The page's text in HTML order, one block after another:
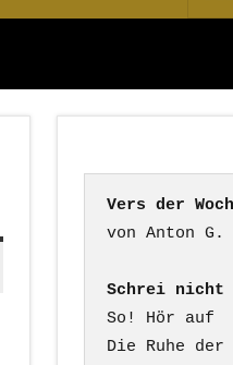
nach:
Vers der
Schrei nicht
So! Hör auf
Die Ruhe der